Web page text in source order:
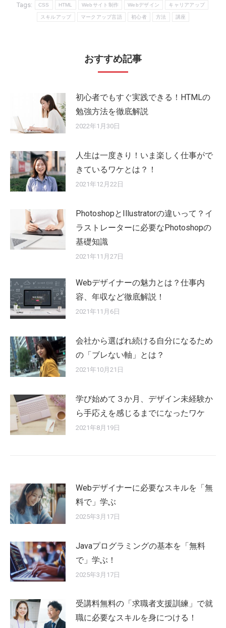
Tags: CSS HTML Webサイト制作 Webデザイン キャリアアップ
スキルアップ マークアップ言語 初心者 方法 講座
おすすめ記事
初心者でもすぐ実践できる！HTMLの
勉強方法を徹底解説
2022年1月30日
人生は一度きり！いま楽しく仕事がで
きているワケとは？！
2021年12月22日
PhotoshopとIllustratorの違いって？イ
ラストレーターに必要なPhotoshopの
基礎知識
2021年11月27日
Webデザイナーの魅力とは？仕事内
容、年収など徹底解説！
2021年11月6日
会社から選ばれ続ける自分になるため
の「ブレない軸」とは？
2021年10月21日
学び始めて３か月、デザイン未経験か
ら手応えを感じるまでになったワケ
2021年8月19日
Webデザイナーに必要なスキルを「無
料で」学ぶ
2025年3月17日
Javaプログラミングの基本を「無料
で」学ぶ！
2025年3月17日
受講料無料の「求職者支援訓練」で就
職に必要なスキルを身につける！